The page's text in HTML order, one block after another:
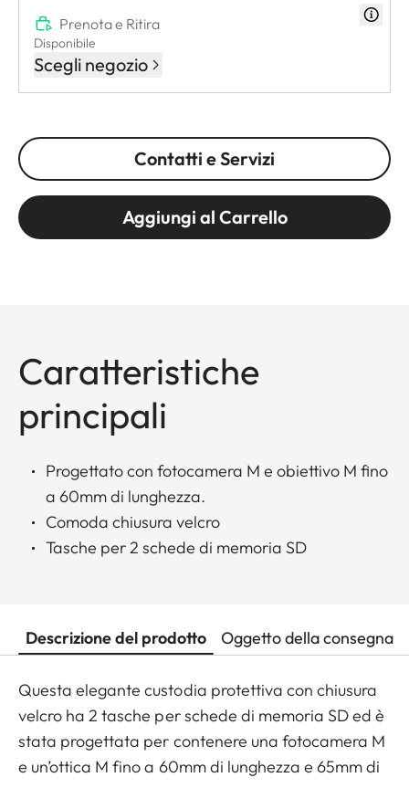
Prenota e Ritira
Disponibile
Scegli negozio
Contatti e Servizi
Aggiungi al Carrello
Caratteristiche
principali
Progettato con fotocamera M e obiettivo M fino
a 60mm di lunghezza.
Comoda chiusura velcro
Tasche per 2 schede di memoria SD
Descrizione del prodotto Oggetto della consegna
Questa elegante custodia protettiva con chiusura
velcro ha 2 tasche per schede di memoria SD ed è
stata progettata per contenere una fotocamera M
e un’ottica M fino a 60mm di lunghezza e 65mm di